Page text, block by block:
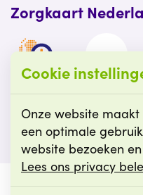
Zorgkaart
Viattence is
Nederland.
© Viattence Cookie
Cookie
Onze website
een optimale
website bezoeken
Lees ons privacy